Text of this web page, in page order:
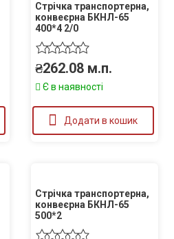
Стрічка транспортерна,
конвеєрна БКНЛ-65
400*4 2/0
₴262.08 м.п.
Є в наявності
Додати в кошик
Стрічка транспортерна,
конвеєрна БКНЛ-65
500*2